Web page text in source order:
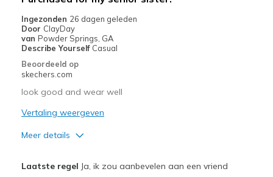
Ingezonden 26 dagen geleden
Door ClayDay
van Powder Springs, GA
Describe Yourself Casual
Beoordeeld op
skechers.com
look good and wear well
Vertaling weergeven
Meer details
Laatste regel Ja, ik zou aanbevelen aan een vriend